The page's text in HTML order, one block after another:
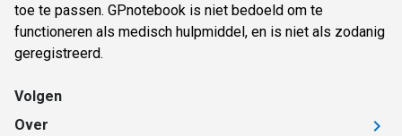
toe te passen. GPnotebook is niet bedoeld om te
functioneren als medisch hulpmiddel, en is niet als zodanig
geregistreerd.
Volgen
Over